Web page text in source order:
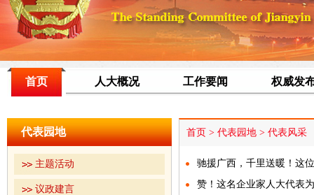
首页 人大概况 工作要闻 权威发
代表园地
主题活动
议政建言
首页 > 代表园地 > 代表风采
驰援广西，千里送暖！这
赞！这名企业家人大代表